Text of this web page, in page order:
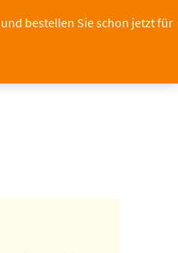
und bestellen Sie schon jetzt für
Sichern Sie sich bis zum